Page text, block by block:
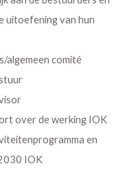
uitoefening van hun
algemeen comité
over de werking IOK
en
IOK